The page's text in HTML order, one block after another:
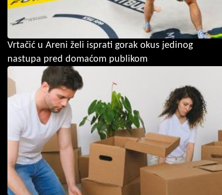
Vrtačić u Areni želi isprati gorak okus jedinog
nastupa pred domaćom publikom